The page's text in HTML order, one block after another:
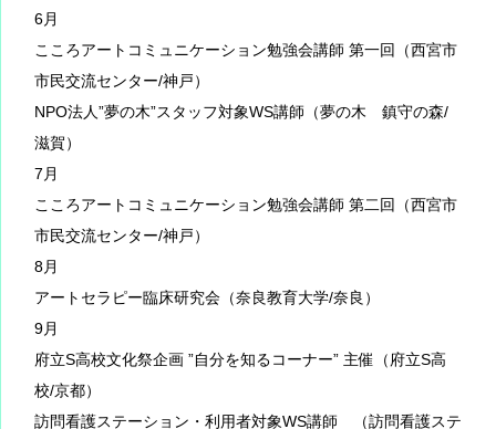
6月
こころアートコミュニケーション勉強会講師 第一回（西宮市
市民交流センター/神戸）
NPO法人”夢の木”スタッフ対象WS講師（夢の木 鎮守の森/
滋賀）
7月
こころアートコミュニケーション勉強会講師 第二回（西宮市
市民交流センター/神戸）
8月
アートセラピー臨床研究会（奈良教育大学/奈良）
9月
府立S高校文化祭企画 ”自分を知るコーナー” 主催（府立S高
校/京都）
訪問看護ステーション・利用者対象WS講師 （訪問看護ステ